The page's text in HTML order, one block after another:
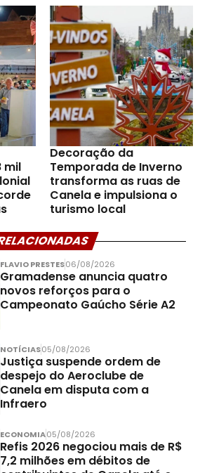
mil
Decoração da
Temporada de Inverno
transforma as ruas de
Canela e impulsiona o
turismo local
FLAVIO PRESTES06/08/2026
Gramadense anuncia quatro
novos reforços para o
Campeonato Gaúcho Série A2
NOTÍCIAS05/08/2026
Justiça suspende ordem de
despejo do Aeroclube de
Canela em disputa com a
Infraero
ECONOMIA05/08/2026
Refis 2026 negociou mais de R$
7,2 milhões em débitos de